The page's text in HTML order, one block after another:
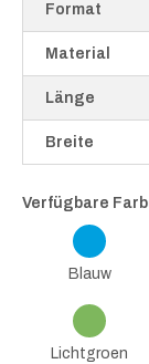
Format
Material
Länge
Breite
Verfügbare
Blauw
Lichtgroen